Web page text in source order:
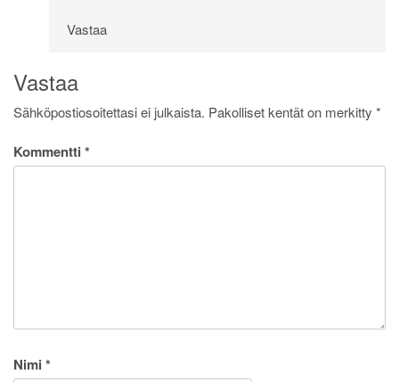
Vastaa
Vastaa
Sähköpostiosoitettasi ei julkaista. Pakolliset kentät on merkitty *
Kommentti *
Nimi *